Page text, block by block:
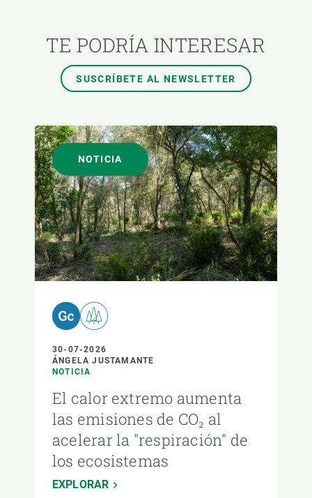
FORMATO
TE PODRÍA INTERESAR
SUSCRÍBETE AL NEWSLETTER
NOTICIA
30-07-2026
ÁNGELA JUSTAMANTE
NOTICIA
El calor extremo aumenta
las emisiones de CO₂ al
acelerar la "respiración" de
los ecosistemas
EXPLORAR